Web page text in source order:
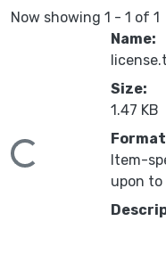
Now showing 1 - 1 of 1
Name:
Size:
1.47 KB
Item-
upon to